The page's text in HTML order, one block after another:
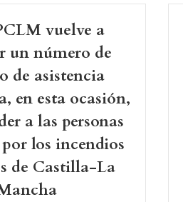
vuelve a
un número de
de asistencia
en esta ocasión,
a las personas
los incendios
de Castilla-La